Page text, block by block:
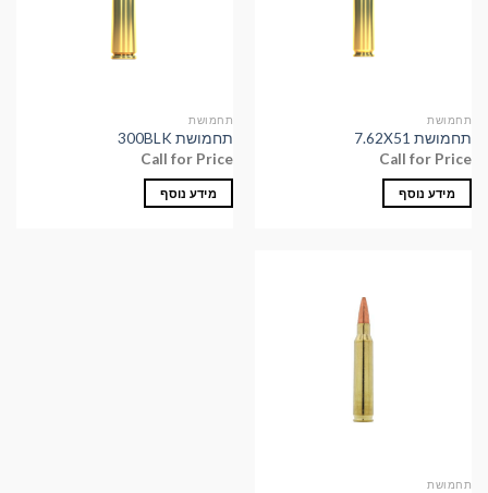
תחמושת
תחמושת 7.62X51
Call for Price
מידע נוסף
תחמושת
תחמושת 300BLK
Call for Price
מידע נוסף
תחמושת